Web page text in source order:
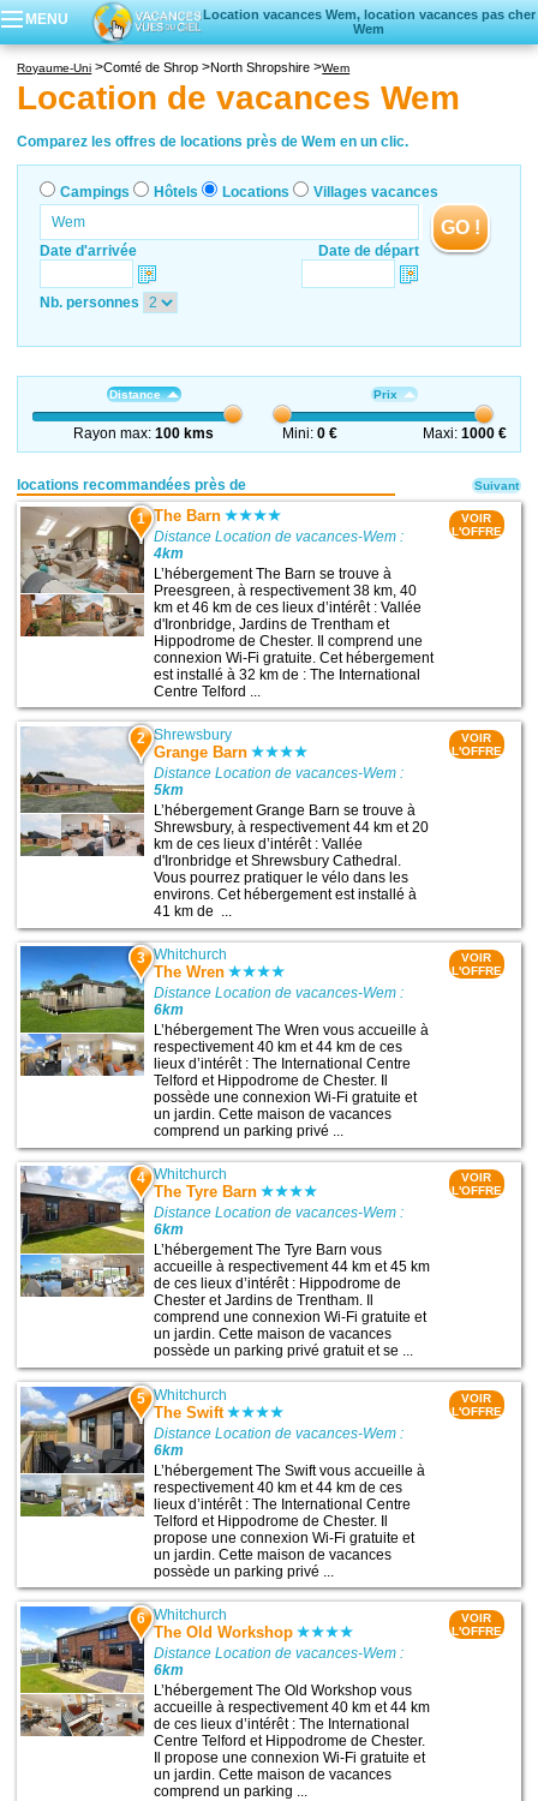
MENU
Location vacances Wem, location vacances pas cher
Wem
Locations vacances
Villages vacances
Royaume-Uni Comté de Shrop North Shropshire Wem
Location de vacances Wem
Comparez les offres de locations près de Wem en un clic.
Campings Hôtels Locations Villages vacances
Date d'arrivée Date de départ
GO !
Nb. personnes
Distance
Rayon max:100 kms
Prix
Mini:0 € Maxi: 1000 €
locations recommandées près de
1 The Barn
Distance Location de vacances-Wem :
4km
L’hébergement The Barn se trouve à
Preesgreen, à respectivement 38 km, 40
km et 46 km de ces lieux d’intérêt : Vallée
d'Ironbridge, Jardins de Trentham et
Hippodrome de Chester. Il comprend une
connexion Wi-Fi gratuite. Cet hébergement
est installé à 32 km de : The International
Centre Telford ...
VOIR
L'OFFRE
2 Shrewsbury
Grange Barn
Distance Location de vacances-Wem :
5km
L’hébergement Grange Barn se trouve à
Shrewsbury, à respectivement 44 km et 20
km de ces lieux d’intérêt : Vallée
d'Ironbridge et Shrewsbury Cathedral.
Vous pourrez pratiquer le vélo dans les
environs. Cet hébergement est installé à
41 km de ...
VOIR
L'OFFRE
3 Whitchurch
The Wren
Distance Location de vacances-Wem :
6km
L’hébergement The Wren vous accueille à
respectivement 40 km et 44 km de ces
lieux d’intérêt : The International Centre
Telford et Hippodrome de Chester. Il
possède une connexion Wi-Fi gratuite et
un jardin. Cette maison de vacances
comprend un parking privé ...
VOIR
L'OFFRE
4 Whitchurch
The Tyre Barn
Distance Location de vacances-Wem :
6km
L’hébergement The Tyre Barn vous
accueille à respectivement 44 km et 45 km
de ces lieux d’intérêt : Hippodrome de
Chester et Jardins de Trentham. Il
comprend une connexion Wi-Fi gratuite et
un jardin. Cette maison de vacances
possède un parking privé gratuit et se ...
VOIR
L'OFFRE
5 Whitchurch
The Swift
Distance Location de vacances-Wem :
6km
L’hébergement The Swift vous accueille à
respectivement 40 km et 44 km de ces
lieux d’intérêt : The International Centre
Telford et Hippodrome de Chester. Il
propose une connexion Wi-Fi gratuite et
un jardin. Cette maison de vacances
possède un parking privé ...
VOIR
L'OFFRE
6 Whitchurch
The Old Workshop
Distance Location de vacances-Wem :
6km
L’hébergement The Old Workshop vous
accueille à respectivement 40 km et 44 km
de ces lieux d’intérêt : The International
Centre Telford et Hippodrome de Chester.
Il propose une connexion Wi-Fi gratuite et
un jardin. Cette maison de vacances
comprend un parking ...
VOIR
L'OFFRE
Suivant